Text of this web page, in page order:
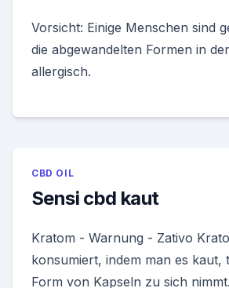
Vorsicht: Einige Menschen sind
die abgewandelten Formen in
allergisch.
CBD OIL
Sensi cbd kaut
Kratom - Warnung - Zativo
konsumiert, indem man es kaut,
Form von Kapseln zu sich